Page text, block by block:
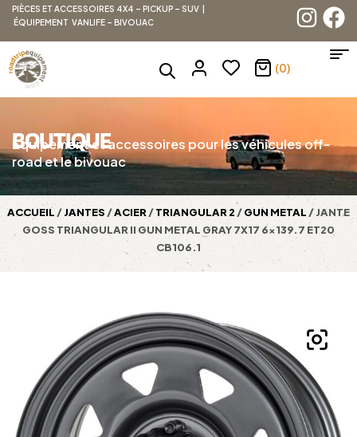
PIÈCES ET ACCESSOIRES 4X4 – PICKUP – SUV |
ÉQUIPEMENT VANLIFE – BIVOUAC
(0)
BOUTIQUE
Équipement et accessoires pour les véhicules off-
road et le bivouac
ACCUEIL /JANTES /ACIER /TRIANGULAR 2 /GUN METAL / JANTE
GOSS TRIANGULAR II GUN METAL GRAY 7X17 6×139.7 ET20
CB106.1